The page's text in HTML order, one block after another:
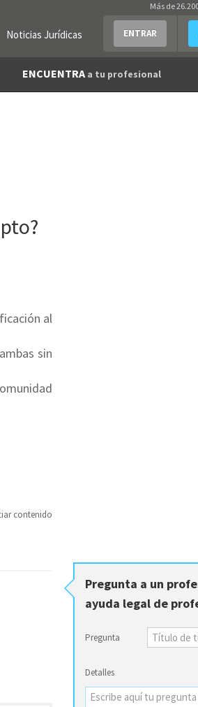
Noticias Jurídicas ENTRAR
Más de
ENCUENTRA a tu profesional
al
sin
contenido
Pregunta a un
ayuda legal de
Pregunta
Detalles